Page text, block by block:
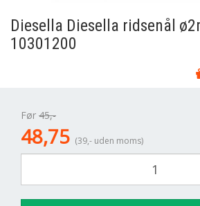
Diesella Diesella ridsenål
10301200
Før 45,-
48,75 (39,- uden moms)